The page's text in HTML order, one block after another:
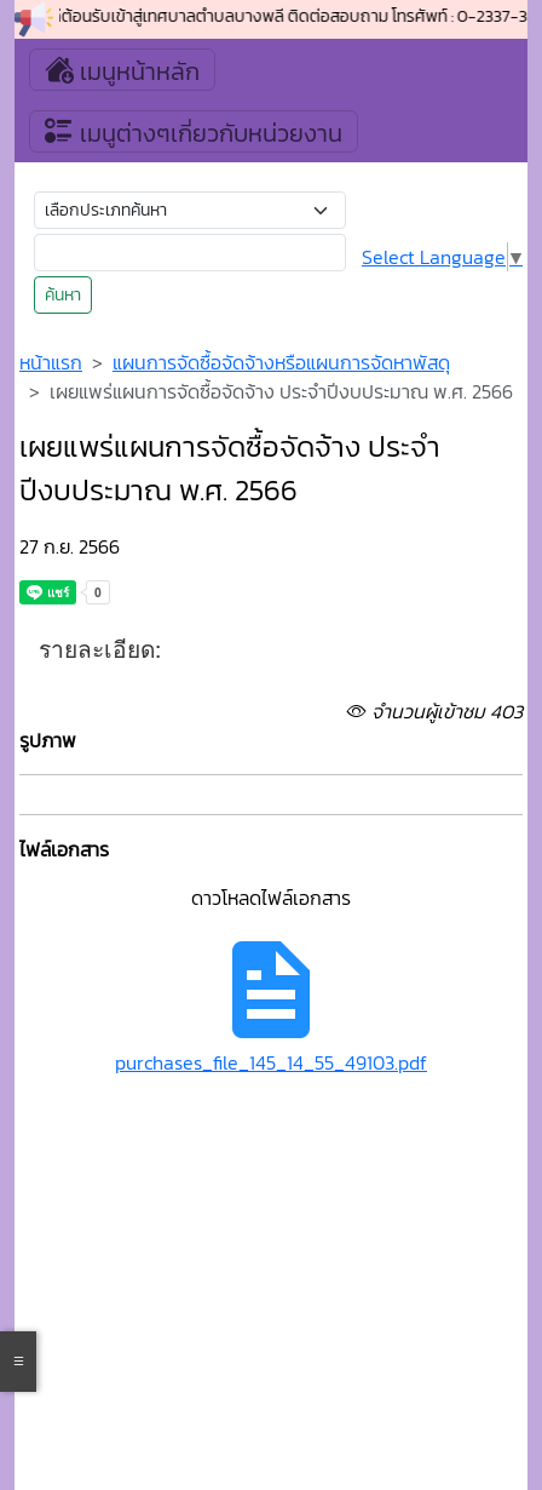
ยินดีต้อนรับเข้าสู่เทศบาลตำบลบางพลี ติดต่อสอบถาม โทรศัพท์ : 0-2337-
เมนูหน้าหลัก
เมนูต่างๆเกี่ยวกับหน่วยงาน
ค้นหา
Select Language ▼
หน้าแรก
แผนการจัดซื้อจัดจ้างหรือแผนการจัดหาพัสดุ
เผยแพร่แผนการจัดซื้อจัดจ้าง ประจำปีงบประมาณ พ.ศ. 2566
เผยแพร่แผนการจัดซื้อจัดจ้าง ประจำ
ปีงบประมาณ พ.ศ. 2566
27 ก.ย. 2566
รายละเอียด:
จำนวนผู้เข้าชม 403
รูปภาพ
ไฟล์เอกสาร
ดาวโหลดไฟล์เอกสาร
purchases_file_145_14_55_49103.pdf